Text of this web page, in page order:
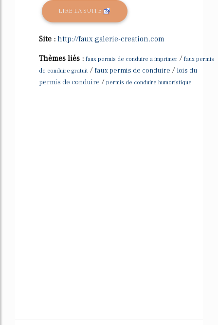
LIRE LA SUITE
Site : http://faux.galerie-creation.com
Thèmes liés : faux permis de conduire a imprimer / faux permis
de conduire gratuit / faux permis de conduire / lois du
permis de conduire / permis de conduire humoristique